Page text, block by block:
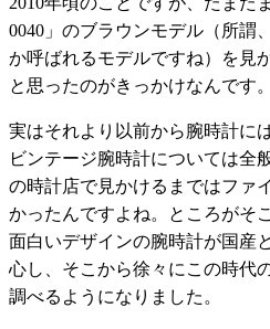
0040」のブラウンモデル（所謂
か呼ばれるモデルですね）を見
と思ったのがきっかけなんです。
実はそれより以前から腕時計に
ビンテージ腕時計については全
の時計店で見かけるまではファ
かったんですよね。ところがそ
面白いデザインの腕時計が国産
心し、そこから徐々にこの時代
調べるようになりました。